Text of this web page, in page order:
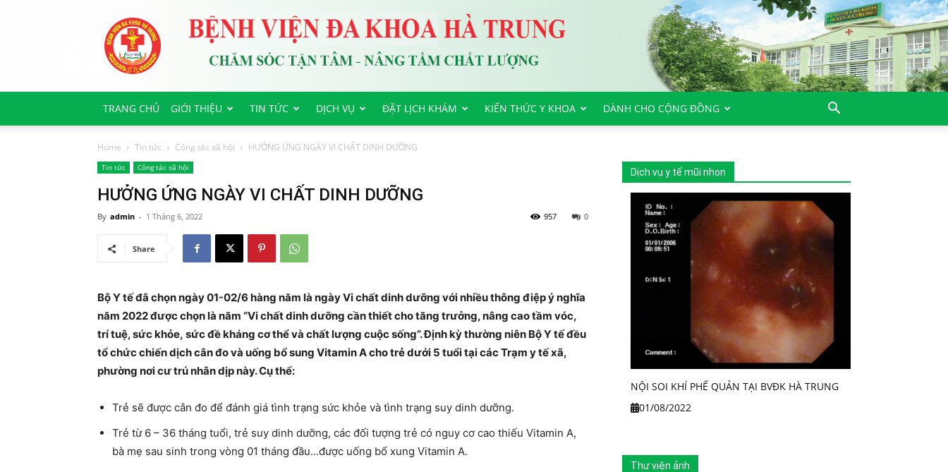
Bệnh
viện
Đa
Khoa
Trung
TRANG CHỦ
GIỚI THIỆU TIN TỨC DỊCH VỤ ĐẶT LỊCH KHÁM KIẾN THỨC Y KHOA DÀNH CHO CỘNG ĐỒNG
Home Tin tức Công tác xã hội HƯỞNG ỨNG NGÀY VI CHẤT DINH DƯỠNG
Tin tức Công tác xã hội
HƯỞNG ỨNG NGÀY VI CHẤT DINH DƯỠNG
By admin - 1 Tháng 6, 2022 0
957
Share
Bộ Y tế đã chọn ngày 01-02/6 hàng năm là ngày Vi chất dinh dưỡng với nhiều thông điệp ý nghĩa
năm 2022 được chọn là năm “Vi chất dinh dưỡng cần thiết cho tăng trưởng, nâng cao tầm vóc,
trí tuệ, sức khỏe, sức đề kháng cơ thể và chất lượng cuộc sống”. Định kỳ thường niên Bộ Y tế đều
tổ chức chiến dịch cân đo và uống bổ sung Vitamin A cho trẻ dưới 5 tuổi tại các Trạm y tế xã,
phường nơi cư trú nhân dịp này. Cụ thể:
Trẻ sẽ được cân đo để đánh giá tình trạng sức khỏe và tình trạng suy dinh dưỡng.
Trẻ từ 6 – 36 tháng tuổi, trẻ suy dinh dưỡng, các đối tượng trẻ có nguy cơ cao thiếu Vitamin A,
bà mẹ sau sinh trong vòng 01 tháng đầu…được uống bổ xung Vitamin A.
Dịch vụ y tế mũi nhọn
NỘI SOI KHÍ PHẾ QUẢN TẠI BVĐK HÀ TRUNG
01/08/2022
Thư viện ảnh